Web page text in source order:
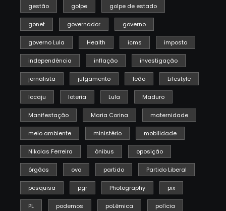
gestão golpe golpe de estado
gonet governador governo
governo Lula Health icms imposto
independência inflação investigação
jornalista julgamento leão Lifestyle
locaju loteria Lula Maduro
Manifestação Maria Corina maternidade
meio ambiente ministério mobilidade
Nikolas Ferreira ônibus oposição
órgãos ovo partido Partido Liberal
pesquisa pgr Photography pix
PL podemos poLêmica polícia